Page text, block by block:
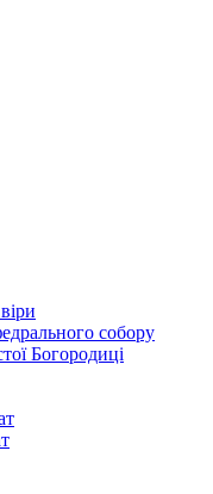
собору
Богородиці